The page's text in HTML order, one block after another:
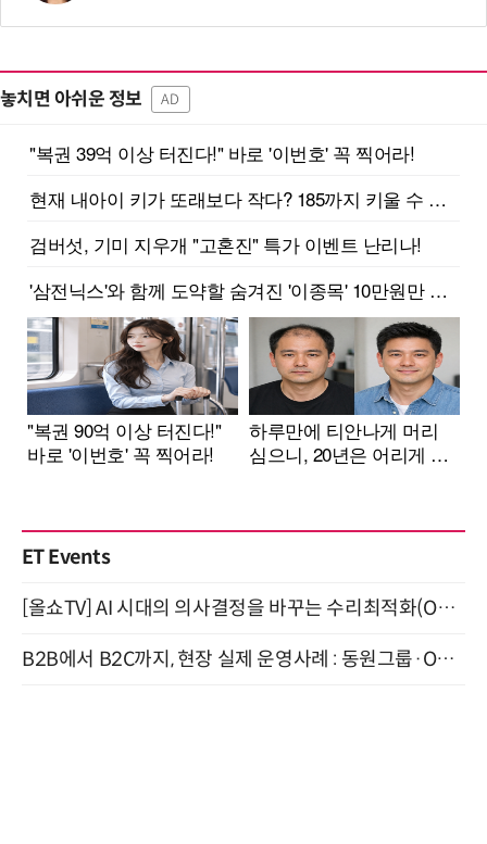
놓치면 아쉬운 정보 AD
ET Events
[올쇼TV] AI 시대의 의사결정을 바꾸는 수리최적화(Optimization) 소개 (8/20 생방송)
B2B에서 B2C까지, 현장 실제 운영사례 : 동원그룹·OCI·다이닝브랜즈그룹·당근 (8/27)